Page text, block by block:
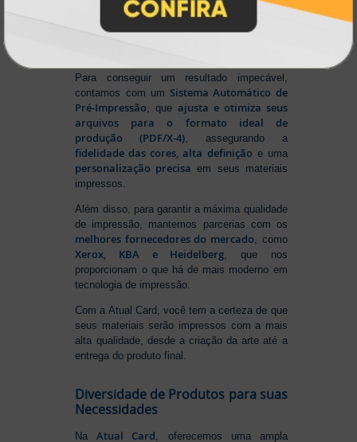
, basta salvar em um dos formatos
disponíveis na plataforma e enviar seus
Para conseguir um resultado impecável,
contamos com um Sistema Automático de
Pré-Impressão, queajusta e otimiza seus
arquivos para o formato ideal de
produção (PDF/X-4), assegurando a
fidelidade das cores, alta definição e uma
personalização precisa em seus materiais
impressos.
Além disso, para garantir a máxima qualidade
de impressão, mantemos parcerias com os
melhores fornecedores do mercado, como
Xerox, KBA e Heidelberg, que nos
proporcionam o que há de mais moderno em
tecnologia de impressão.
Com a Atual Card, você tem a certeza de que
seus materiais serão impressos com a mais
alta qualidade, desde a criação da arte até a
entrega do produto final.
Diversidade de Produtos para suas
Necessidades
NaAtual Card , oferecemos uma ampla